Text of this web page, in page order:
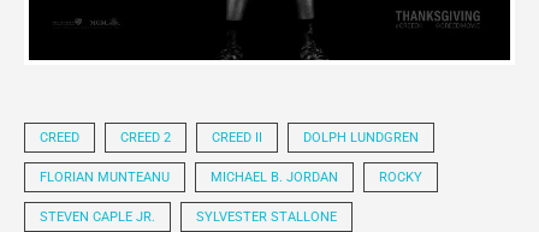
CREED CREED 2 CREED II DOLPH LUNDGREN
FLORIAN MUNTEANU MICHAEL B. JORDAN ROCKY
STEVEN CAPLE JR. SYLVESTER STALLONE